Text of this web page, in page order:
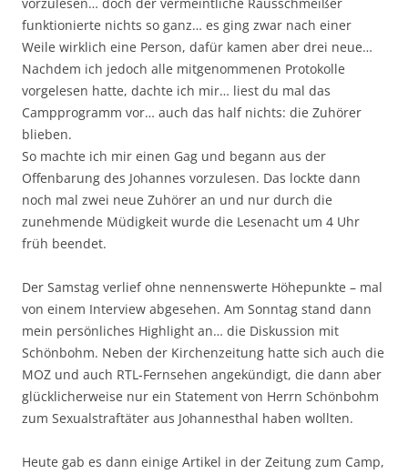
funktionierte nichts so ganz… es ging zwar nach einer
Weile wirklich eine Person, dafür kamen aber drei neue…
Nachdem ich jedoch alle mitgenommenen Protokolle
vorgelesen hatte, dachte ich mir… liest du mal das
Campprogramm vor… auch das half nichts: die Zuhörer
blieben.
So machte ich mir einen Gag und begann aus der
Offenbarung des Johannes vorzulesen. Das lockte dann
noch mal zwei neue Zuhörer an und nur durch die
zunehmende Müdigkeit wurde die Lesenacht um 4 Uhr
früh beendet.
Der Samstag verlief ohne nennenswerte Höhepunkte – mal
von einem Interview abgesehen. Am Sonntag stand dann
mein persönliches Highlight an… die Diskussion mit
Schönbohm. Neben der Kirchenzeitung hatte sich auch die
MOZ und auch RTL-Fernsehen angekündigt, die dann aber
glücklicherweise nur ein Statement von Herrn Schönbohm
zum Sexualstraftäter aus Johannesthal haben wollten.
Heute gab es dann einige Artikel in der Zeitung zum Camp,